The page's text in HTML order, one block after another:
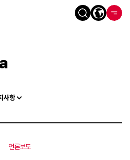
사항
언론보도